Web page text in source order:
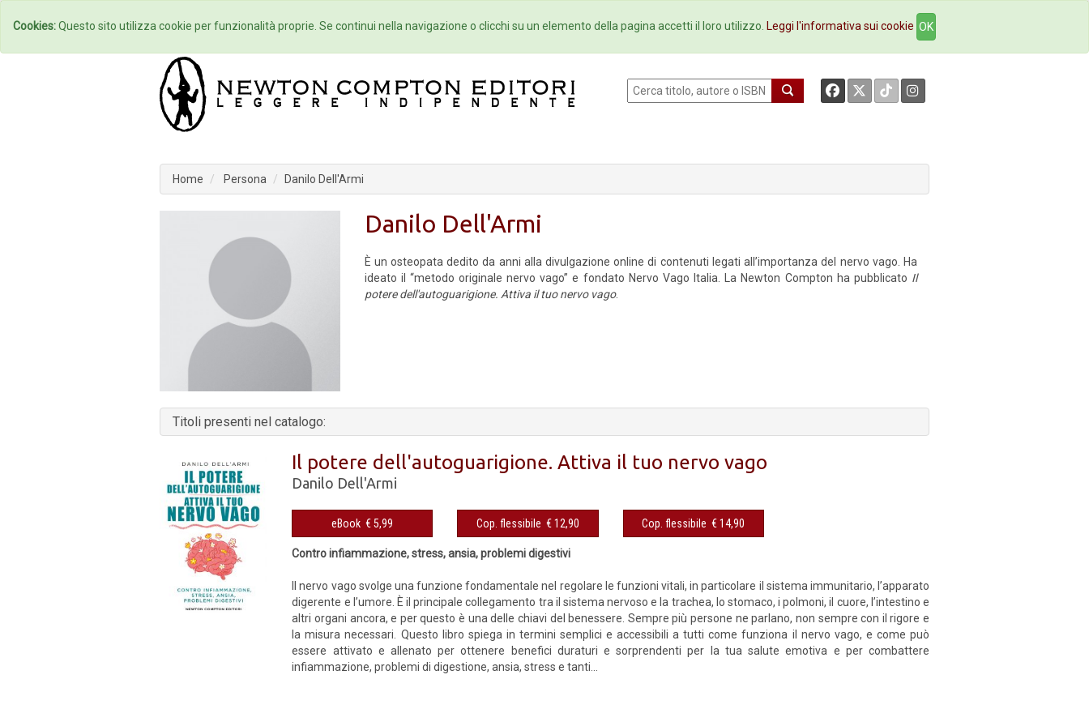
Home Autori Eventi Collane Newsletter Ebookstore Contatti
Home Persona Danilo Dell'Armi
Danilo Dell'Armi
È un osteopata dedito da anni alla divulgazione online di contenuti legati all’importanza del nervo vago. Ha
ideato il “metodo originale nervo vago” e fondato Nervo Vago Italia. La Newton Compton ha pubblicato Il
potere dell'autoguarigione. Attiva il tuo nervo vago.
Titoli presenti nel catalogo:
Il potere dell'autoguarigione. Attiva il tuo nervo vago
Danilo Dell'Armi
eBook € 5,99 Cop. flessibile € 12,90 Cop. flessibile € 14,90
Contro infiammazione, stress, ansia, problemi digestivi
Il nervo vago svolge una funzione fondamentale nel regolare le funzioni vitali, in particolare il sistema immunitario, l’apparato
digerente e l’umore. È il principale collegamento tra il sistema nervoso e la trachea, lo stomaco, i polmoni, il cuore, l’intestino e
altri organi ancora, e per questo è una delle chiavi del benessere. Sempre più persone ne parlano, non sempre con il rigore e
la misura necessari. Questo libro spiega in termini semplici e accessibili a tutti come funziona il nervo vago, e come può
essere attivato e allenato per ottenere benefici duraturi e sorprendenti per la tua salute emotiva e per combattere
infiammazione, problemi di digestione, ansia, stress e tanti...
Cookies:Questo sito utilizza cookie per funzionalità proprie. Se continui nella navigazione o clicchi su un elemento della pagina accetti il loro utilizzo. Leggi l'informativa sui cookie OK